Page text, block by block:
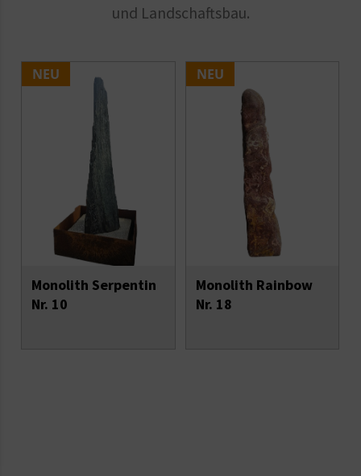
und Landschaftsbau.
NEU
Monolith Serpentin
Nr. 10
NEU
Monolith Rainbow
Nr. 18